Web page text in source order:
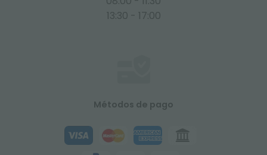
13:30 - 17:00
Métodos de pago